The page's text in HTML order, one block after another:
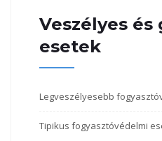
Veszélyes és
esetek
Legveszélyesebb
Tipikus fogyasztóvédelmi